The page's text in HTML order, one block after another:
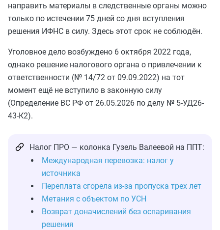
направить материалы в следственные органы можно
только по истечении 75 дней со дня вступления
решения ИФНС в силу. Здесь этот срок не соблюдён.
Уголовное дело возбуждено 6 октября 2022 года,
однако решение налогового органа о привлечении к
ответственности (№ 14/72 от 09.09.2022) на тот
момент ещё не вступило в законную силу
(Определение ВС РФ от 26.05.2026 по делу № 5-УД26-
43-К2).
Налог ПРО — колонка Гузель Валеевой на ППТ:
Международная перевозка: налог у
источника
Переплата сгорела из-за пропуска трех лет
Метания с объектом по УСН
Возврат доначислений без оспаривания
решения